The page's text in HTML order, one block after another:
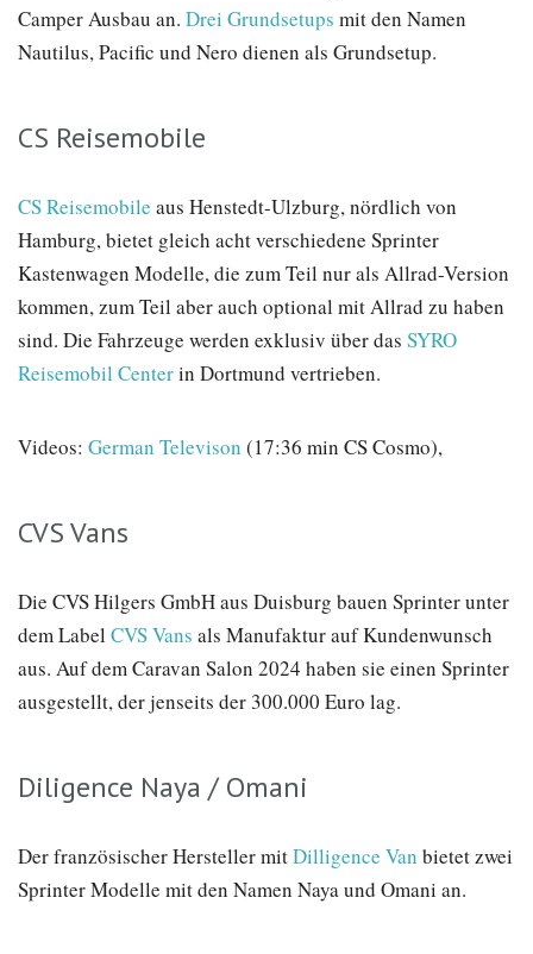
Camper Ausbau an. Drei Grundsetups mit den Namen
Nautilus, Pacific und Nero dienen als Grundsetup.
CS Reisemobile
CS Reisemobile aus Henstedt-Ulzburg, nördlich von
Hamburg, bietet gleich acht verschiedene Sprinter
Kastenwagen Modelle, die zum Teil nur als Allrad-Version
kommen, zum Teil aber auch optional mit Allrad zu haben
sind. Die Fahrzeuge werden exklusiv über das SYRO
Reisemobil Centerin Dortmund vertrieben.
Videos: German Televison (17:36 min CS Cosmo),
CVS Vans
Die CVS Hilgers GmbH aus Duisburg bauen Sprinter unter
dem Label CVS Vans als Manufaktur auf Kundenwunsch
aus. Auf dem Caravan Salon 2024 haben sie einen Sprinter
ausgestellt, der jenseits der 300.000 Euro lag.
Diligence Naya / Omani
Der französischer Hersteller mitDilligence Van bietet zwei
Sprinter Modelle mit den Namen Naya und Omani an.